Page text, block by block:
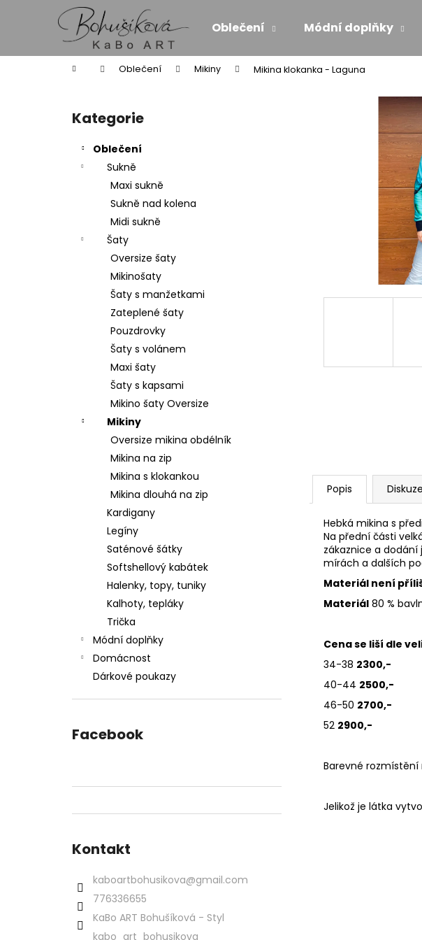
Oblečení Módní doplňky
Domů Oblečení Mikiny Mikina klokanka - Laguna
Přeskočit
kategorie
Kategorie
Oblečení
Sukně
Maxi sukně
Sukně nad kolena
Midi sukně
Šaty
Oversize šaty
Mikinošaty
Šaty s manžetkami
Zateplené šaty
Pouzdrovky
Šaty s volánem
Maxi šaty
Šaty s kapsami
Mikino šaty Oversize
Mikiny
Oversize mikina obdélník
Mikina na zip
Mikina s klokankou
Mikina dlouhá na zip
Kardigany
Legíny
Saténové šátky
Softshellový kabátek
Halenky, topy, tuniky
Kalhoty, tepláky
Trička
Módní doplňky
Domácnost
Dárkové poukazy
Facebook
Kontakt
kaboartbohusikova@gmail.com
776336655
KaBo ART Bohušíková - Styl
kabo_art_bohusikova
Popis Diskuze
Hebká mikina s
Na přední části
zákaznice a
mírách a dalších
Materiál není
Materiál 80 %
Cena se liší dle
34-38 2300,-
40-44 2500,-
46-50 2700,-
52 2900,-
Barevné rozmístění
Jelikož je látka
í
Zpět
do
Zpět
do
Co
ZAVINOVACÍ MIDI SUKNĚ/SATÉN - SÍLA
2 799 Kč
MAXI ŠATY -